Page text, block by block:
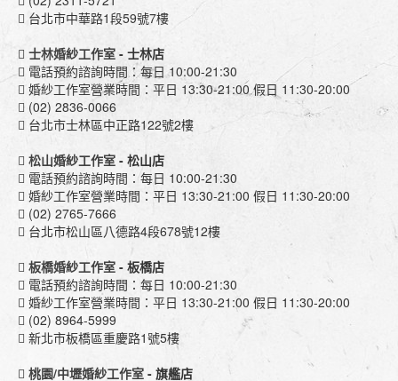
台北市中華路1段59號7樓
士林婚紗工作室 - 士林店
電話預約諮詢時間：每日 10:00-21:30
婚紗工作室營業時間：平日 13:30-21:00 假日 11:30-20:00
(02) 2836-0066
台北市士林區中正路122號2樓
松山婚紗工作室 - 松山店
電話預約諮詢時間：每日 10:00-21:30
婚紗工作室營業時間：平日 13:30-21:00 假日 11:30-20:00
(02) 2765-7666
台北市松山區八德路4段678號12樓
板橋婚紗工作室 - 板橋店
電話預約諮詢時間：每日 10:00-21:30
婚紗工作室營業時間：平日 13:30-21:00 假日 11:30-20:00
(02) 8964-5999
新北市板橋區重慶路1號5樓
桃園/中壢婚紗工作室 - 旗艦店